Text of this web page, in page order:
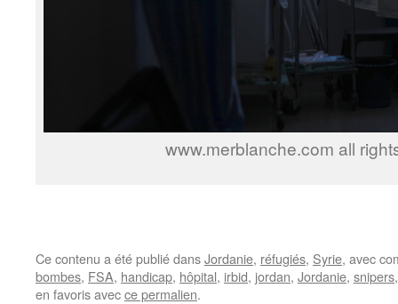
www.merblanche.com all
Ce contenu a été publié dansJordanie, réfugiés, Syrie, avec
bombes, FSA, handicap, hôpital, irbid, jordan, Jordanie, snipers
en favoris avecce permalien.